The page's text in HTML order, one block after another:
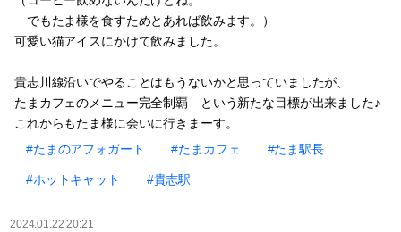
でもたま様を食すためとあれば飲みます。）
可愛い猫アイスにかけて飲みました。
貴志川線沿いでやることはもうないかと思っていましたが、
たまカフェのメニュー完全制覇 という新たな目標が出来ました♪
これからもたま様に会いに行きまーす。
#たまのアフォガート
#たまカフェ #たま駅長
#ホットキャット #貴志駅
2024.01.22 20:21